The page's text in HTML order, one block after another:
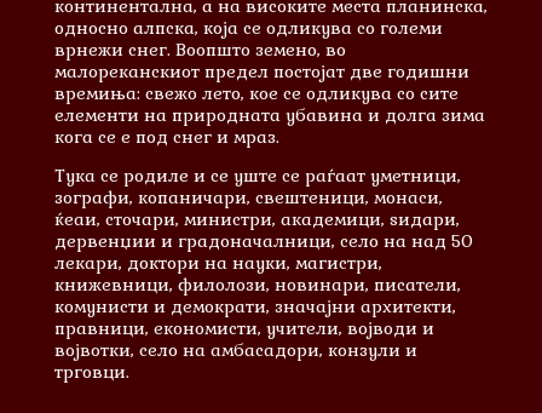
континентална, а на високите места планинска,
односно алпска, која се одликува со големи
врнежи снег. Воопшто земено, во
малореканскиот предел постојат две годишни
времиња: свежо лето, кое се одликува со сите
елементи на природната убавина и долга зима
кога се е под снег и мраз.
Тука се родиле и сe уште се раѓаат уметници,
зографи, копаничари, свештеници, монаси,
ќеаи, сточари, министри, академици, ѕидари,
дервенџии и градоначалници, село на над 50
лекари, доктори на науки, магистри,
книжевници, филолози, новинари, писатели,
комунисти и демократи, значајни архитекти,
правници, економисти, учители, војводи и
војвотки, село на амбасадори, конзули и
трговци.